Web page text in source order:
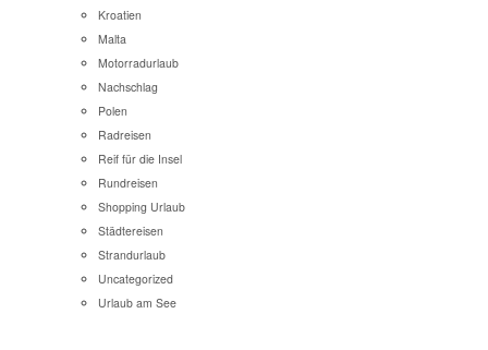
Kroatien
Malta
Motorradurlaub
Nachschlag
Polen
Radreisen
Reif für die Insel
Rundreisen
Shopping Urlaub
Städtereisen
Strandurlaub
Uncategorized
Urlaub am See